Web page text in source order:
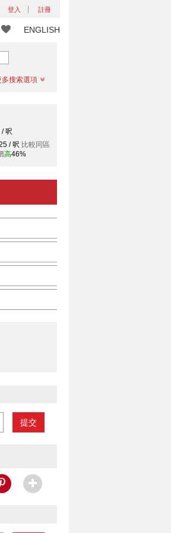
登入 註冊
ENGLISH
多搜索選項
呎
/ 呎 比較同區
高46%
提交